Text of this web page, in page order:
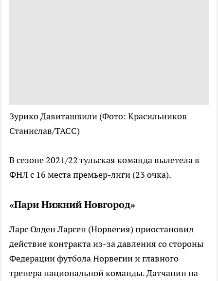
Зурико Давиташвили (Фото: Красильников
Станислав/ТАСС)
В сезоне 2021/22 тульская команда вылетела в
ФНЛ с 16 места премьер-лиги (23 очка).
«Пари Нижний Новгород»
Ларс Олден Ларсен (Норвегия) приостановил
действие контракта из-за давления со стороны
Федерации футбола Норвегии и главного
тренера национальной команды. Датчанин на